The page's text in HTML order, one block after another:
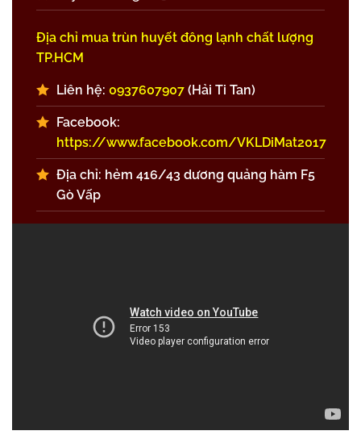
Địa chỉ mua trùn huyết đông lạnh chất lượng
TP.HCM
Liên hệ: 0937607907 (Hải Ti Tan)
Facebook:
https://www.facebook.com/VKLDiMat2017
Địa chỉ: hẻm 416/43 dương quảng hàm F5
Gò Vấp